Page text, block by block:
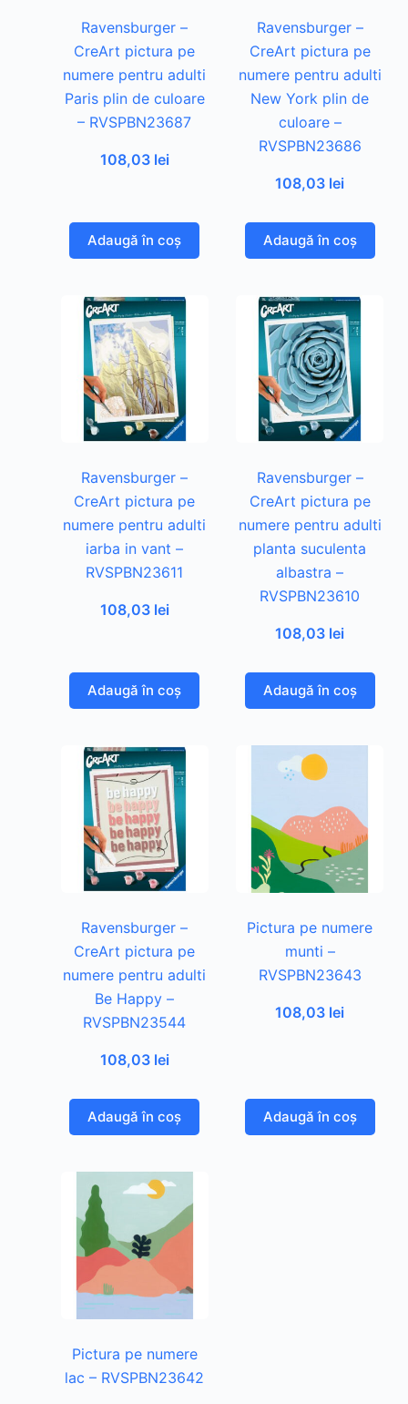
Ravensburger –
CreArt pictura pe
numere pentru adulti
Paris plin de culoare
– RVSPBN23687
108,03 lei
Adaugă în coș
Ravensburger –
CreArt pictura pe
numere pentru adulti
New York plin de
culoare –
RVSPBN23686
108,03 lei
Adaugă în coș
Ravensburger –
CreArt pictura pe
numere pentru adulti
iarba in vant –
RVSPBN23611
108,03 lei
Adaugă în coș
Ravensburger –
CreArt pictura pe
numere pentru adulti
planta suculenta
albastra –
RVSPBN23610
108,03 lei
Adaugă în coș
Ravensburger –
CreArt pictura pe
numere pentru adulti
Be Happy –
RVSPBN23544
108,03 lei
Adaugă în coș
Pictura pe numere
munti –
RVSPBN23643
108,03 lei
Adaugă în coș
Pictura pe numere
lac – RVSPBN23642